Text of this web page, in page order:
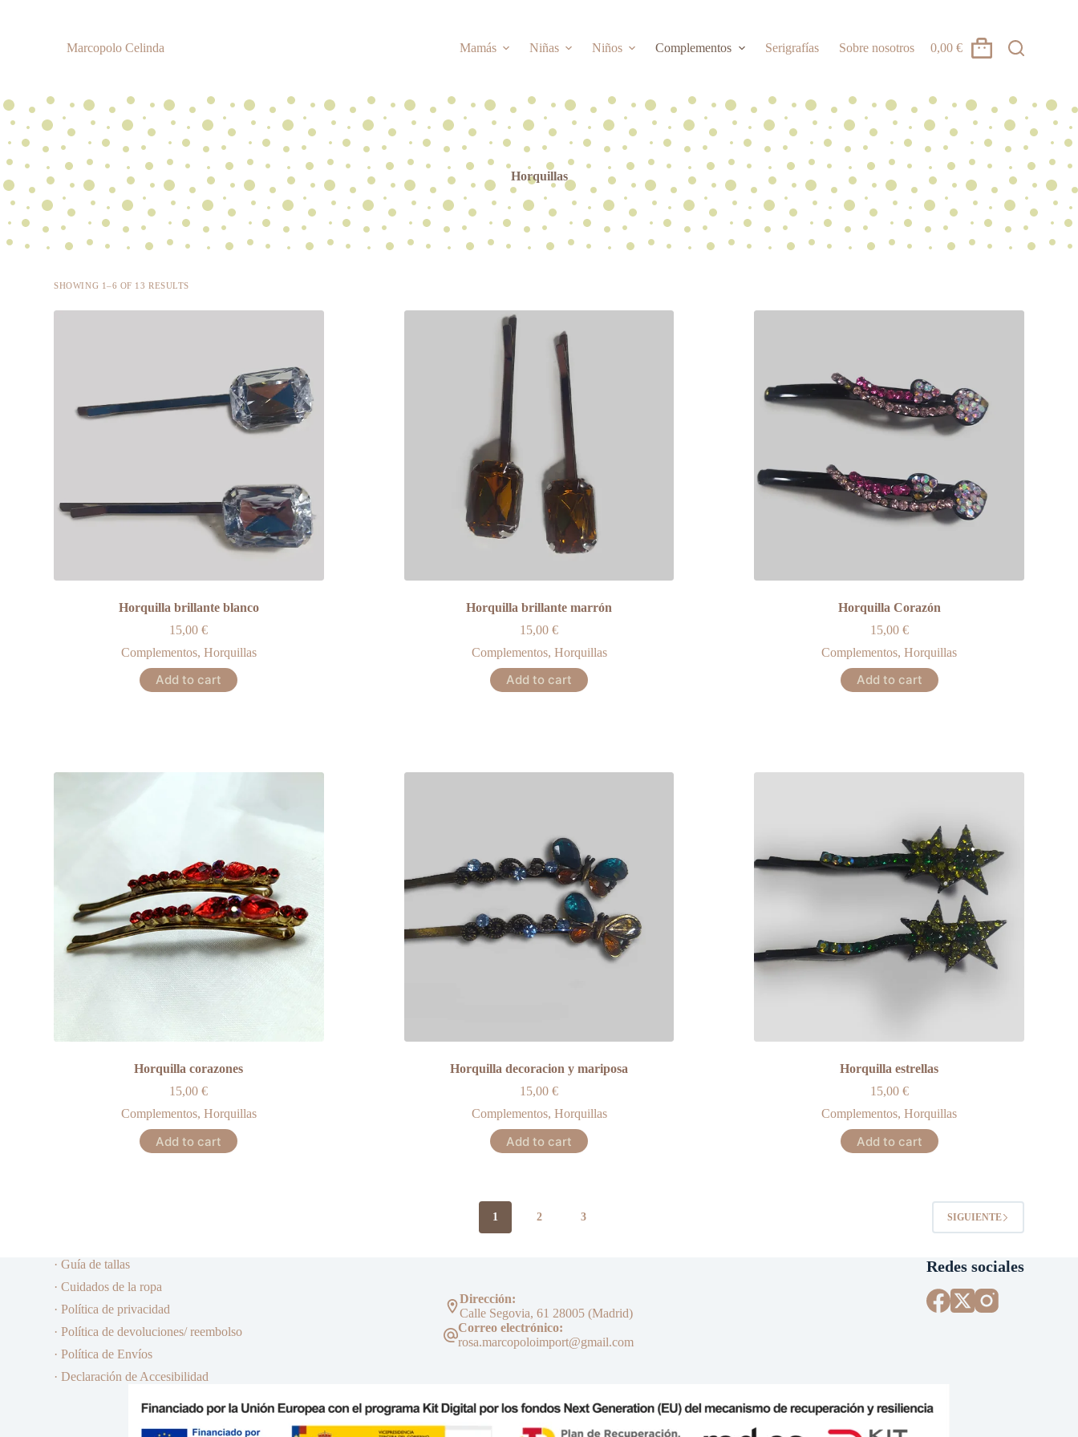
o
Marcopolo Celinda Mamás Niñas Niños Complementos Serigrafías Sobre nosotros
Carro
0,00 €
Horquillas
SHOWING 1–6 OF 13 RESULTS
Horquilla brillante blanco
15,00€
Complementos, Horquillas
Add to cart
Horquilla brillante marrón
15,00 €
Complementos, Horquillas
Add to cart
Horquilla Corazón
15,00 €
Complementos,Horquillas
Add to cart
Horquilla corazones
15,00€
Complementos, Horquillas
Add to cart
Horquilla decoracion y mariposa
15,00 €
Complementos, Horquillas
Add to cart
Horquilla estrellas
15,00 €
Complementos,Horquillas
Add to cart
1 2 3 SIGUIENTE
· Guía de tallas
· Cuidados de la ropa
· Política de privacidad
· Política de devoluciones/ reembolso
· Política de Envíos
· Declaración de Accesibilidad
Dirección:
Calle Segovia, 61 28005 (Madrid)
Correo electrónico:
rosa.marcopoloimport@gmail.com
Redes sociales